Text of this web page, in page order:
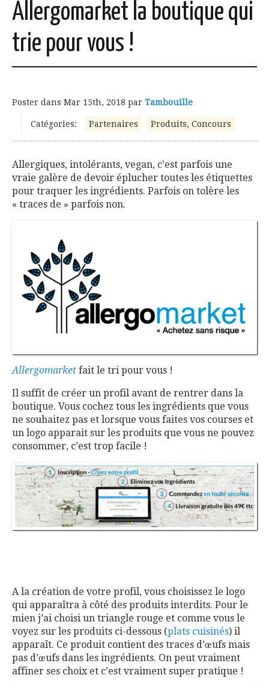
Allergomarket la boutique qui
trie pour vous !
Poster dans Mar 15th, 2018 par Tambouille
Catégories: Partenaires Produits, Concours
Allergiques, intolérants, vegan, c’est parfois une
vraie galère de devoir éplucher toutes les étiquettes
pour traquer les ingrédients. Parfois on tolère les
« traces de » parfois non.
Allergomarket fait le tri pour vous !
Il suffit de créer un profil avant de rentrer dans la
boutique. Vous cochez tous les ingrédients que vous
ne souhaitez pas et lorsque vous faites vos courses et
un logo apparait sur les produits que vous ne pouvez
consommer, c’est trop facile !
A la création de votre profil, vous choisissez le logo
qui apparaîtra à côté des produits interdits. Pour le
mien j’ai choisi un triangle rouge et comme vous le
voyez sur les produits ci-dessous (plats cuisinés) il
apparaît. Ce produit contient des traces d’œufs mais
pas d’œufs dans les ingrédients. On peut vraiment
affiner ses choix et c’est vraiment super pratique !